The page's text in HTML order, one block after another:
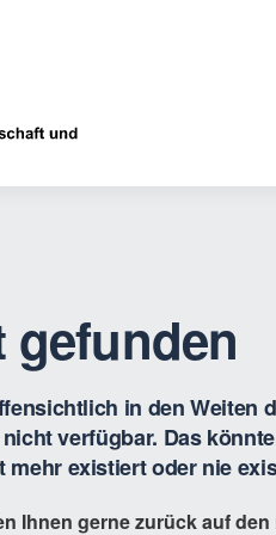
gefunden
in den Weiten
verfügbar. Das
existiert oder nie
Ihnen gerne zurück auf